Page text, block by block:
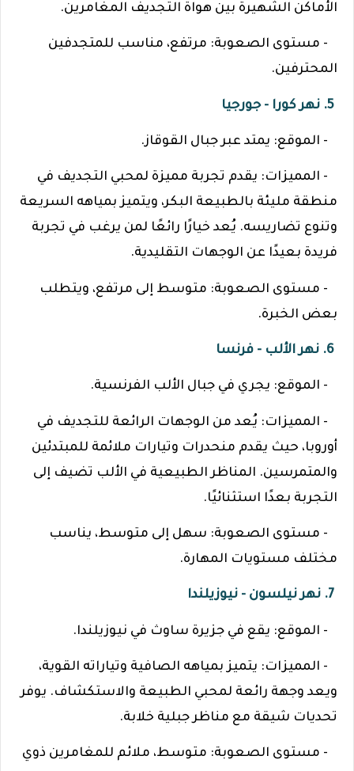
الأماكن الشهيرة بين هواة التجديف المغامرين.
- مستوى الصعوبة: مرتفع، مناسب للمتجدفين
المحترفين.
- الموقع: يمتد عبر جبال القوقاز.
- المميزات: يقدم تجربة مميزة لمحبي التجديف في
منطقة مليئة بالطبيعة البكر، ويتميز بمياهه السريعة
وتنوع تضاريسه. يُعد خيارًا رائعًا لمن يرغب في تجربة
فريدة بعيدًا عن الوجهات التقليدية.
- مستوى الصعوبة: متوسط إلى مرتفع، ويتطلب
بعض الخبرة.
- الموقع: يجري في جبال الألب الفرنسية.
- المميزات: يُعد من الوجهات الرائعة للتجديف في
أوروبا، حيث يقدم منحدرات وتيارات ملائمة للمبتدئين
والمتمرسين. المناظر الطبيعية في الألب تضيف إلى
التجربة بعدًا استثنائيًا.
- مستوى الصعوبة: سهل إلى متوسط، يناسب
مختلف مستويات المهارة.
- الموقع: يقع في جزيرة ساوث في نيوزيلندا.
- المميزات: يتميز بمياهه الصافية وتياراته القوية،
ويعد وجهة رائعة لمحبي الطبيعة والاستكشاف. يوفر
تحديات شيقة مع مناظر جبلية خلابة.
- مستوى الصعوبة: متوسط، ملائم للمغامرين ذوي